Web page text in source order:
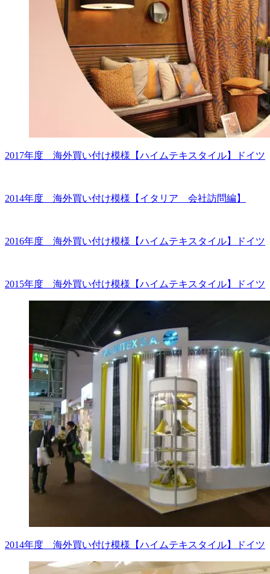
2017年度 海外買い付け模様【ハイムテキスタイル】ドイツ
2014年度 海外買い付け模様【イタリア 会社訪問編】
2016年度 海外買い付け模様【ハイムテキスタイル】ドイツ
2015年度 海外買い付け模様【ハイムテキスタイル】ドイツ
2014年度 海外買い付け模様【ハイムテキスタイル】ドイツ